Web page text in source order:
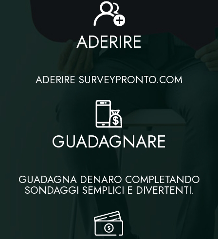
ADERIRE
ADERIRE SURVEYPRONTO.COM
GUADAGNARE
GUADAGNA DENARO COMPLETANDO
SONDAGGI SEMPLICI E DIVERTENTI.